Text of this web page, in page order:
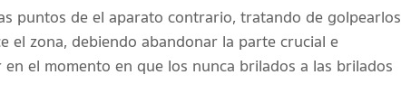
puntos de el aparato contrario, tratando de golpearlos
zona, debiendo abandonar la parte crucial e
el momento en que los nunca brilados a las brilados